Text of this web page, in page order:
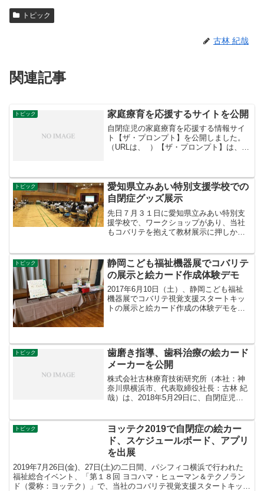
トピック
古林 紀哉
関連記事
トピック 家庭療育を応援するサイトを公開
自閉症児の家庭療育を応援する情報サイ
ト【ザ・プロンプト】を公開しました。
（URLは、 ）【ザ・プロンプト】は、自
では、メルマガの...
トピック
愛知県立みあい特別支援学校での
自閉症グッズ展示
先日７月３１日に愛知県立みあい特別支
援学校で、ワークショップがあり、当社
もコバリテを抱えて教材展示に押しかけ
る特別支援学校の先生向けで、みあい特
別支援学校での取り組みを...
トピック
静岡こども福祉機器展でコバリテ
の展示と絵カード作成体験デモ
2017年6月10日（土）、静岡こども福祉
機器展でコバリテ視覚支援スタートキッ
トの展示と絵カード作成の体験デモを行
校...
トピック
歯磨き指導、歯科治療の絵カード
メーカーを公開
株式会社古林療育技術研究所（本社：神
奈川県横浜市、代表取締役社長：古林 紀
哉）は、2018年5月29日に、自閉症児の
サービス「絵カードセンター」に、歯磨
き指導と歯科診療...
トピック
ヨッテク2019で自閉症の絵カー
ド、スケジュールボード、アプリ
を出展
2019年7月26日(金)、27日(土)の二日間、パシフィコ横浜で行われた
福祉総合イベント、「第１８回 ヨコハマ・ヒューマン＆テクノラン
ド（愛称：ヨッテク）」で、当社のコバリテ視覚支援スタートキット